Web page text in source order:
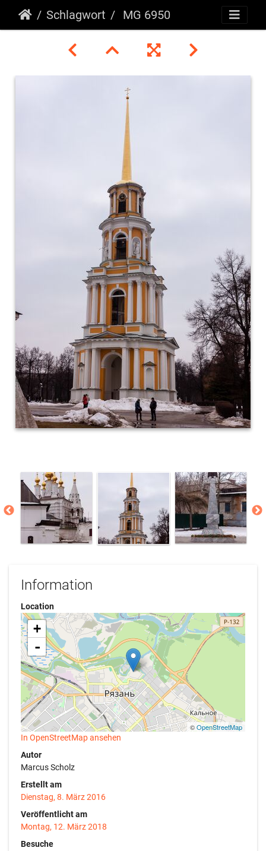
Schlagwort MG 6950
Information
Location
+
-
©OpenStreetMap
In OpenStreetMap ansehen
Autor
Marcus Scholz
Erstellt am
Dienstag, 8. März 2016
Veröffentlicht am
Montag, 12. März 2018
Besuche